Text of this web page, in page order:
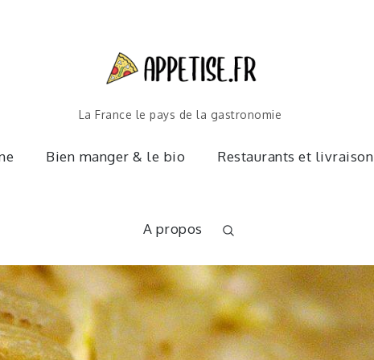
La France le pays de la gastronomie
Bien manger & le bio Restaurants et livraison
A propos